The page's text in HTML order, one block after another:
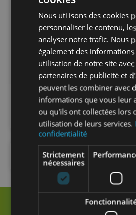
Nombre par
unité
Nombre par
carton
1
Nombre par
palette
1
Nous utilisons des cookies
personnaliser le contenu,
analyser notre trafic. Nous
également des
utilisation de notre site avec
partenaires de publicité et
peuvent les combiner avec
informations que vous leur
ou qu'ils ont collectées lors
utilisation de leurs services.
confidentialité
Strictement
nécessaires